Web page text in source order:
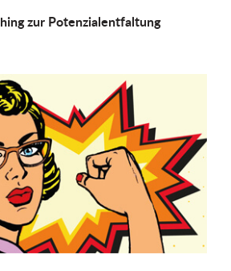
zur Potenzialentfaltung